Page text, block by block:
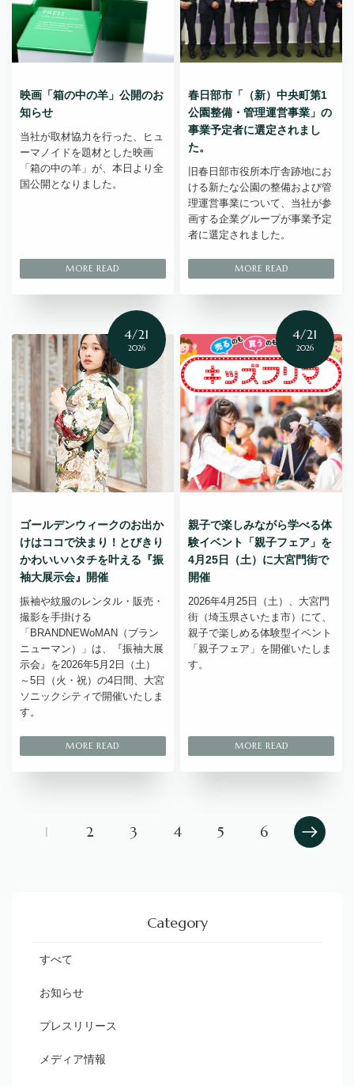
映画「箱の中の羊」公開のお
知らせ
当社が取材協力を行った、ヒュ
ーマノイドを題材とした映画
「箱の中の羊」が、本日より全
国公開となりました。
春日部市「（新）中央町第1
公園整備・管理運営事業」の
事業予定者に選定されまし
た。
旧春日部市役所本庁舎跡地にお
ける新たな公園の整備および管
理運営事業について、当社が参
画する企業グループが事業予定
者に選定されました。
4/21
2026
ゴールデンウィークのお出か
けはココで決まり！とびきり
かわいいハタチを叶える『振
袖大展示会』開催
振袖や紋服のレンタル・販売・
撮影を手掛ける
「BRANDNEWoMAN（ブラン
ニューマン）」は、『振袖大展
示会』を2026年5月2日（土）
～5日（火・祝）の4日間、大宮
ソニックシティで開催いたしま
す。
4/21
2026
親子で楽しみながら学べる体
験イベント「親子フェア」を
4月25日（土）に大宮門街で
開催
2026年4月25日（土）、大宮門
街（埼玉県さいたま市）にて、
親子で楽しめる体験型イベント
「親子フェア」を開催いたしま
す。
1 2 3 4 5 6
Category
すべて
お知らせ
プレスリリース
メディア情報